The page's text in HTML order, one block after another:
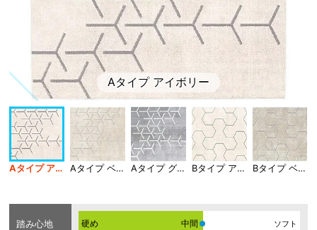
Aタイプ アイボリー
Aタイプ アイボリー Aタイプ ベージュ Aタイプ グレー Bタイプ アイボリー Bタイプ ベージュ
踏み心地 硬め ソフト